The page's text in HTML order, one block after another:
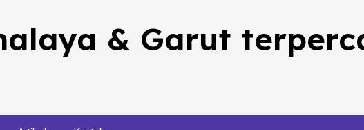
& Garut